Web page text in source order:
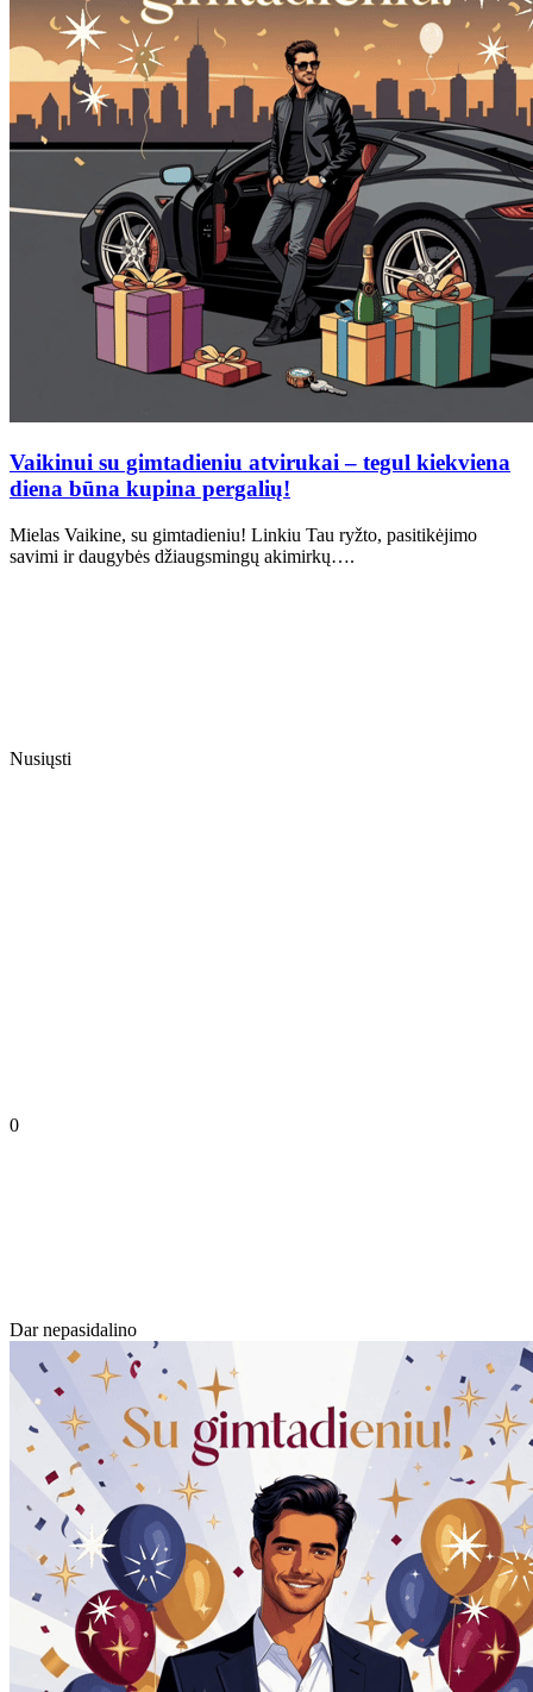
Vaikinui su gimtadieniu atvirukai – tegul kiekviena
diena būna kupina pergalių!
Mielas Vaikine, su gimtadieniu! Linkiu Tau ryžto, pasitikėjimo
savimi ir daugybės džiaugsmingų akimirkų….
Nusiųsti
0
Dar nepasidalino